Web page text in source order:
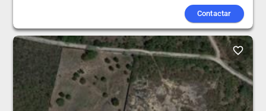
Contactar
favorite_border